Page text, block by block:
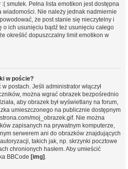
smutek. Pełna lista emotikon jest dostępna
wiadomości. Nie należy jednak nadmiernie
że post stanie się nieczytelny i
ich usunięciu bądź też usunięciu całego
określić dopuszczalny limit emotikon w
w poście?
postach. Jeśli administrator włączył
można wgrać obrazek bezpośrednio
aby obrazek był wyświetlany na forum,
umieszczonego na publicznie dostępnym
moj_obrazek.gif. Nie można
zapisanych na prywatnym komputerze,
serwerem ani do obrazków znajdujących
takich jak, np. skrzynki pocztowe
chronionych hasłem. Aby umieścić
BBCode [img] .